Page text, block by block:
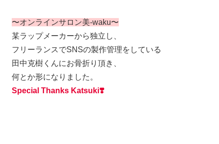
〜オンラインサロン美-waku〜
某ラップメーカーから独立し、
フリーランスでSNSの製作管理をしている
田中克樹くんにお骨折り頂き、
何とか形になりました。
Special Thanks Katsuki❣️